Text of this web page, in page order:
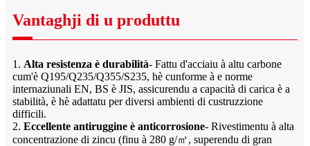
Vantaghji di u produttu
1. Alta resistenza è durabilità- Fattu d'acciaiu à altu carbone
cum'è Q195/Q235/Q355/S235, hè cunforme à e norme
internaziunali EN, BS è JIS, assicurendu a capacità di carica è a
stabilità, è hè adattatu per diversi ambienti di custruzzione
difficili.
2. Eccellente antiruggine è anticorrosione- Rivestimentu à alta
concentrazione di zincu (finu à 280 g/㎡, superendu di gran